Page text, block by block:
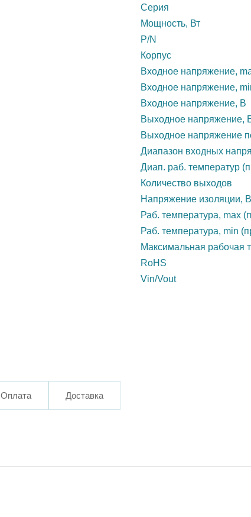
Серия
Мощность, Вт
P/N
Корпус
Входное напряжение,
Входное напряжение,
Входное напряжение, В
Выходное напряжение,
Выходное напряжение
Диапазон входных
Диап. раб. температур
Количество выходов
Напряжение изоляции, В
Раб. температура, max
Раб. температура, min
Максимальная рабочая
RoHS
Vin/Vout
Оплата Доставка